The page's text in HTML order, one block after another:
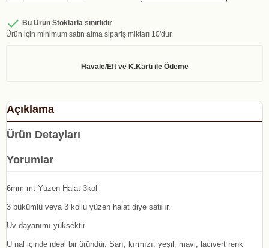
 Bu Ürün Stoklarla sınırlıdır
Ürün için minimum satın alma sipariş miktarı 10'dur.
Açıklama
Ürün Detayları
Yorumlar
6mm mt Yüzen Halat 3kol
3 bükümlü veya 3 kollu yüzen halat diye satılır.
Uv dayanımı yüksektir.
U nal içinde ideal bir üründür. Sarı, kırmızı, yeşil, mavi, lacivert renk